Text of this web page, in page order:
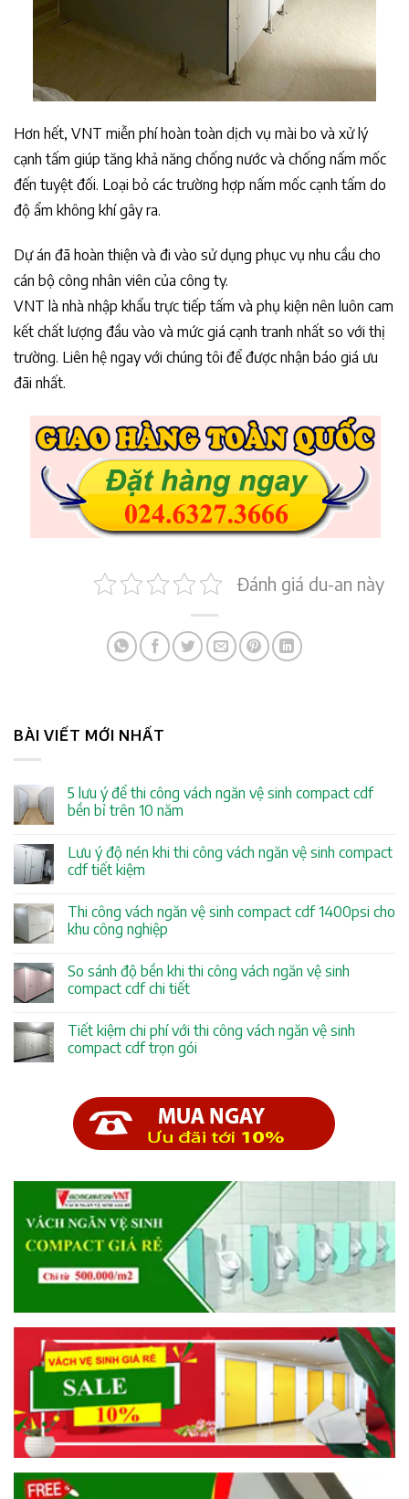
Hơn hết, VNT miễn phí hoàn toàn dịch vụ mài bo và xử lý
cạnh tấm giúp tăng khả năng chống nước và chống nấm mốc
đến tuyệt đối. Loại bỏ các trường hợp nấm mốc cạnh tấm do
độ ẩm không khí gây ra.
Dự án đã hoàn thiện và đi vào sử dụng phục vụ nhu cầu cho
cán bộ công nhân viên của công ty.
VNT là nhà nhập khẩu trực tiếp tấm và phụ kiện nên luôn cam
kết chất lượng đầu vào và mức giá cạnh tranh nhất so với thị
trường. Liên hệ ngay với chúng tôi để được nhận báo giá ưu
đãi nhất.
Đánh giá du-an này
BÀI VIẾT MỚI NHẤT
5 lưu ý để thi công vách ngăn vệ sinh compact cdf
bền bỉ trên 10 năm
Lưu ý độ nén khi thi công vách ngăn vệ sinh compact
cdf tiết kiệm
Thi công vách ngăn vệ sinh compact cdf 1400psi cho
khu công nghiệp
So sánh độ bền khi thi công vách ngăn vệ sinh
compact cdf chi tiết
Tiết kiệm chi phí với thi công vách ngăn vệ sinh
compact cdf trọn gói